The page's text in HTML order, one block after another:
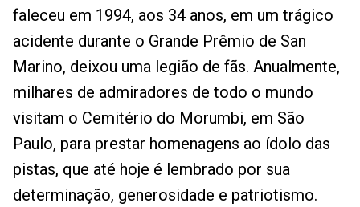
faleceu em 1994, aos 34 anos, em um trágico
acidente durante o Grande Prêmio de San
Marino, deixou uma legião de fãs. Anualmente,
milhares de admiradores de todo o mundo
visitam o Cemitério do Morumbi, em São
Paulo, para prestar homenagens ao ídolo das
pistas, que até hoje é lembrado por sua
determinação, generosidade e patriotismo.